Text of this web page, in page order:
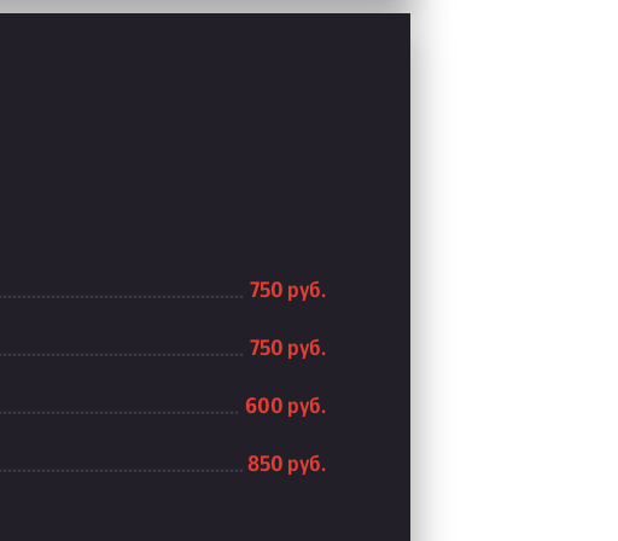
750 руб.
750 руб.
600 руб.
850 руб.